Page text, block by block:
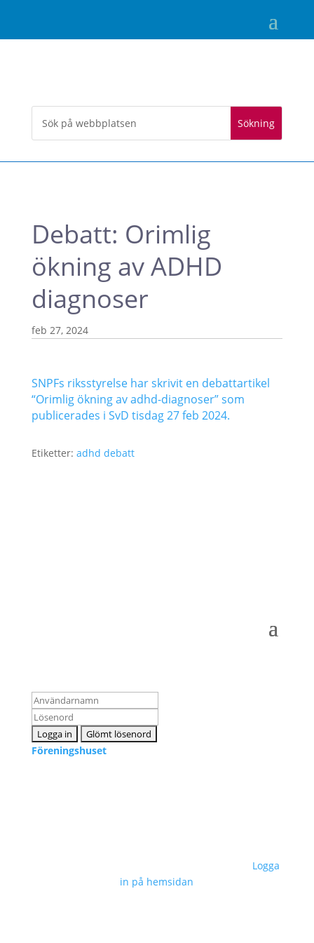
Debatt: Orimlig
ökning av ADHD
diagnoser
feb 27, 2024
SNPFs riksstyrelse har skrivit en debattartikel
“Orimlig ökning av adhd-diagnoser” som
publicerades i SvD tisdag 27 feb 2024.
Etiketter: adhd debatt
Föreningshuset
Logga
in på hemsidan